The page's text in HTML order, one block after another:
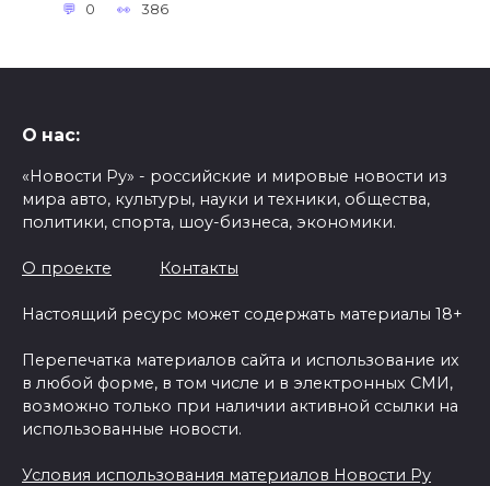
0 386
О нас:
«Новости Ру» - российские и мировые новости из
мира авто, культуры, науки и техники, общества,
политики, спорта, шоу-бизнеса, экономики.
О проекте Контакты
Настоящий ресурс может содержать материалы 18+
Перепечатка материалов сайта и использование их
в любой форме, в том числе и в электронных СМИ,
возможно только при наличии активной ссылки на
использованные новости.
Условия использования материалов Новости Ру